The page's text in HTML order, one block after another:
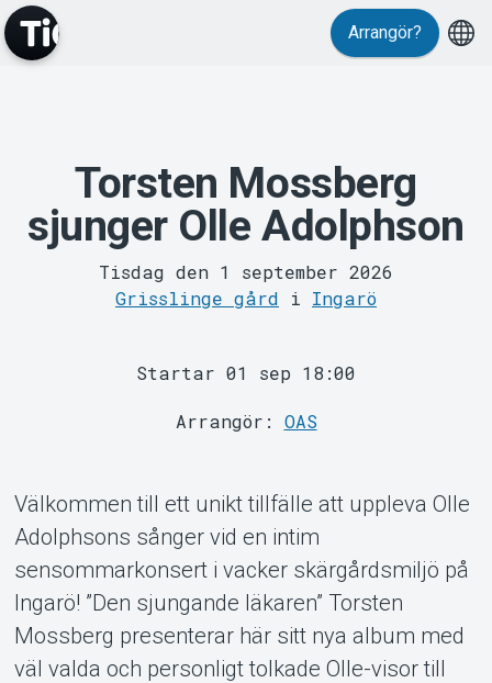
Evenemang
MyTickster
Support
Arrangör?
Torsten Mossberg
sjunger Olle Adolphson
Tisdag den 1 september 2026
Grisslinge gård i Ingarö
Startar 01 sep 18:00
Arrangör: OAS
Välkommen till ett unikt tillfälle att uppleva Olle
Adolphsons sånger vid en intim
sensommarkonsert i vacker skärgårdsmiljö på
Ingarö! ”Den sjungande läkaren” Torsten
Mossberg presenterar här sitt nya album med
väl valda och personligt tolkade Olle-visor till